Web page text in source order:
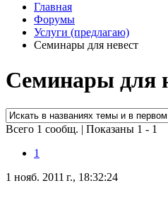
Главная
Форумы
Услуги (предлагаю)
Семинары для невест
Семинары для
Всего 1 сообщ. | Показаны 1 - 1
1
1 нояб. 2011 г., 18:32:24